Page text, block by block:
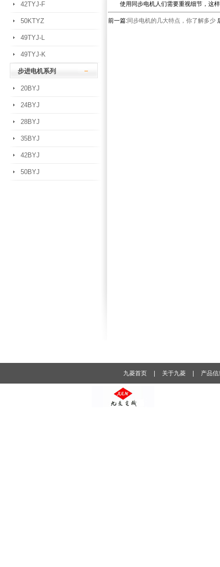
42TYJ-F
50KTYZ
49TYJ-L
49TYJ-K
步进电机系列
20BYJ
24BYJ
28BYJ
35BYJ
42BYJ
50BYJ
使用同步电机人们需要重视细节，这样
前一篇:同步电机的几大特点，你了解多少
九菱首页 关于九菱 产品信